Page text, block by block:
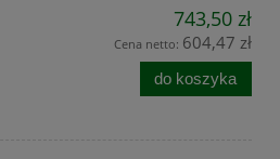
743,50 zł
Cena netto: 604,47 zł
do koszyka